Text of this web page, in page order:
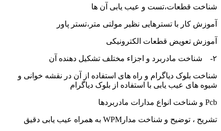
شناخت قطعات،تست و عیب یابی آن ها
آموزش کار با تسترهایی نظیر مولتی متر،تستر پاور
آموزش تعویض قطعات الکترونیکی
۲- شناخت مادربرد و اجزاء مختلف تشکیل دهنده آن
شناخت بلوک دیاگرام و راه های استفاده از آن در نقشه خوانی و
شیوه های عیب یابی با استفاده از بلوک دیاگرام
Pcb و شناخت انواع مدارات مادربردها
تشریح ، توضیح و شناخت مدارWPM به همراه عیب یابی دقیق